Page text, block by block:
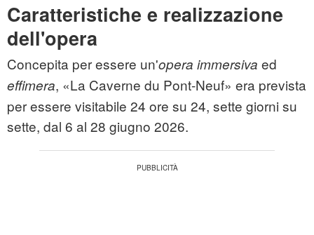
Caratteristiche e realizzazione
dell'opera
Concepita per essere un'opera immersiva ed
effimera, «La Caverne du Pont-Neuf» era prevista
per essere visitabile 24 ore su 24, sette giorni su
sette, dal 6 al 28 giugno 2026.